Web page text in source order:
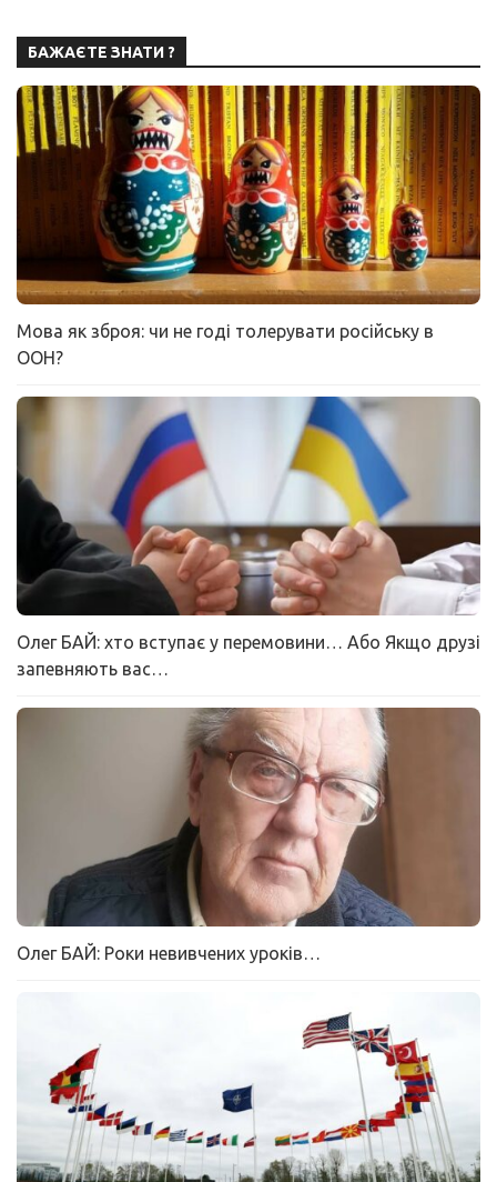
БАЖАЄТЕ ЗНАТИ ?
Мова як зброя: чи не годі толерувати російську в
ООН?
Олег БАЙ: хто вступає у перемовини… Або Якщо друзі
запевняють вас…
Олег БАЙ: Роки невивчених уроків…